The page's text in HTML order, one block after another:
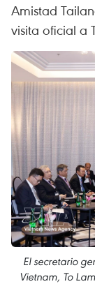
Amistad
visita oficial a
El secretario
Vietnam, To